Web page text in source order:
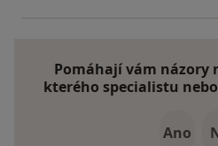
Pomáhají vám názory
kterého specialistu
Ano